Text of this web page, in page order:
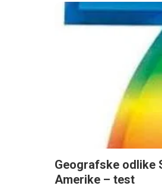
Geografske odlike
Amerike – test